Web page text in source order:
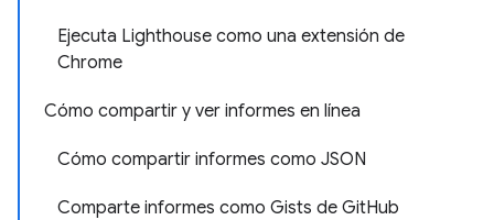
Ejecuta Lighthouse como una extensión de
Chrome
Cómo compartir y ver informes en línea
Cómo compartir informes como JSON
Comparte informes como Gists de GitHub